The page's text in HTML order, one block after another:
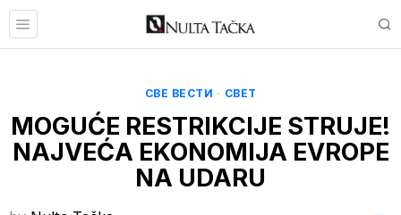
СВЕ ВЕСТИ · СВЕТ
MOGUĆE RESTRIKCIJE STRUJE!
NAJVEĆA EKONOMIJA EVROPE
NA UDARU